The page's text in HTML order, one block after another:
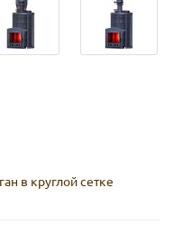
в круглой сетке